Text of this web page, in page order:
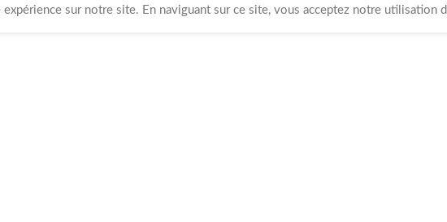
sur notre site. En naviguant sur ce site, vous acceptez notre utilisation